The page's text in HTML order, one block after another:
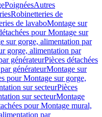
PoignéesAutres
Robinetteries de
de lavaboMontage sur
pour Montage sur
sur gorge, alimentation par
gorge, alimentation par
générateurPièces détachées
générateurMontage sur
pour Montage sur gorge,
sur secteurPièces
sur secteurMontage
pour Montage mural,
par